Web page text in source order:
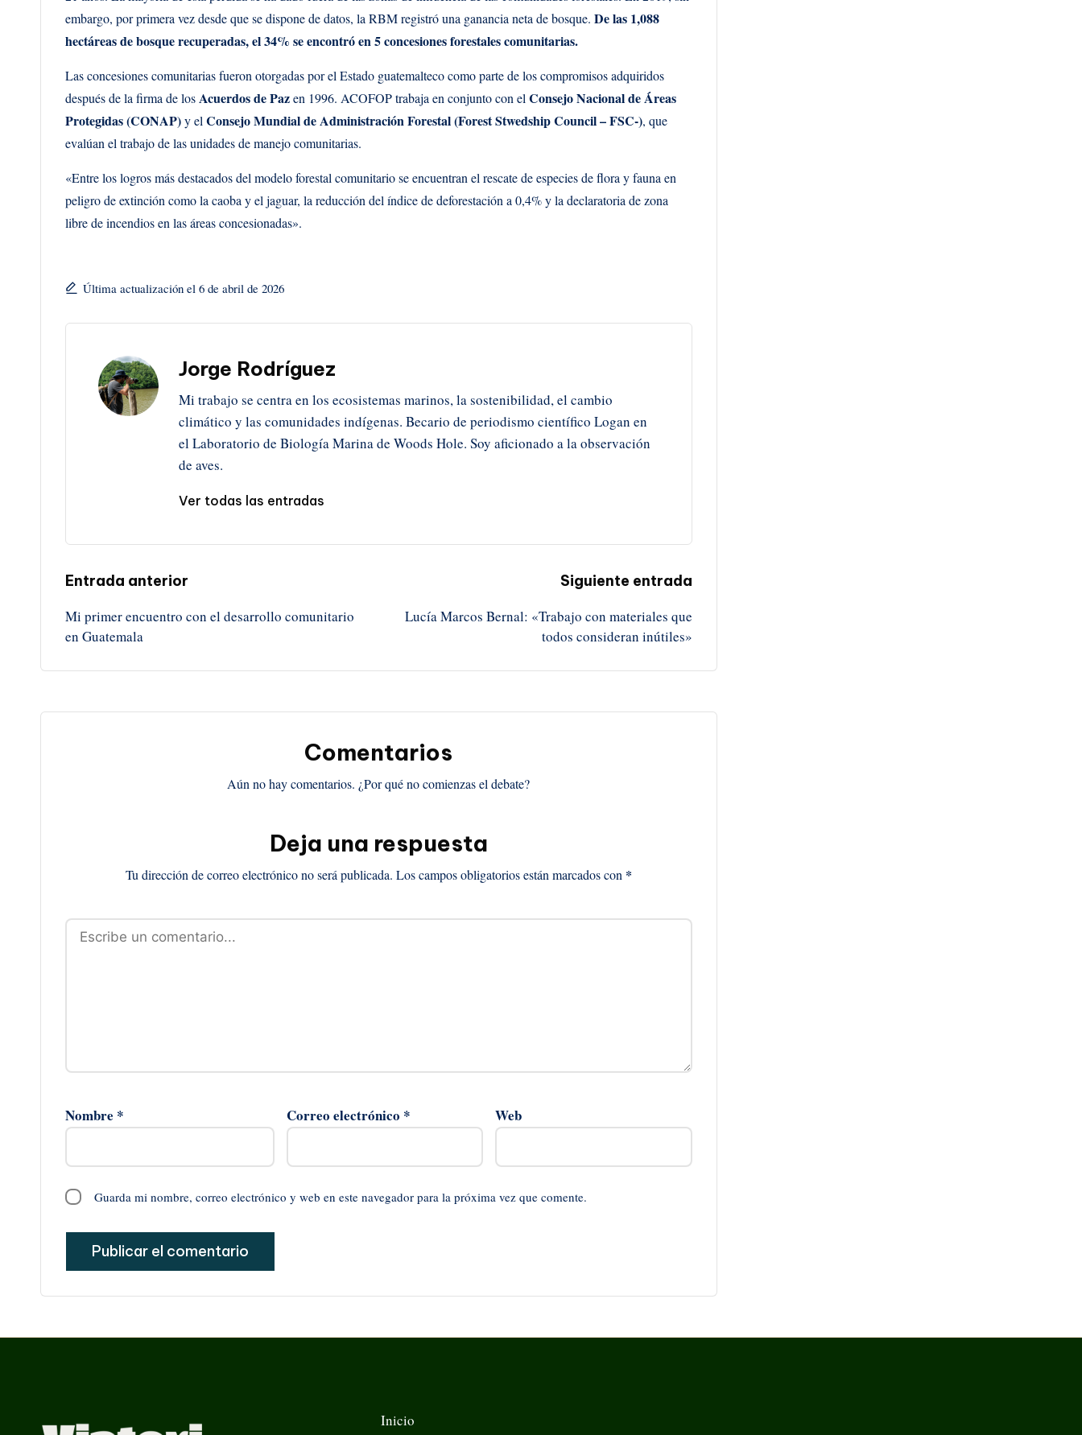
embargo, por primera vez desde que se dispone de datos, la RBM registró una ganancia neta de bosque. De las 1,088
hectáreas de bosque recuperadas, el 34% se encontró en 5 concesiones forestales comunitarias.
Las concesiones comunitarias fueron otorgadas por el Estado guatemalteco como parte de los compromisos adquiridos
después de la firma de losAcuerdos de Pazen 1996. ACOFOP trabaja en conjunto con el Consejo Nacional de Áreas
Protegidas (CONAP)y el Consejo Mundial de Administración Forestal (Forest Stwedship Council – FSC-), que
evalúan el trabajo de las unidades de manejo comunitarias.
«Entre los logros más destacados del modelo forestal comunitario se encuentran el rescate de especies de flora y fauna en
peligro de extinción como la caoba y el jaguar, la reducción del índice de deforestación a 0,4% y la declaratoria de zona
libre de incendios en las áreas concesionadas».
Última actualización el 6 de abril de 2026
Jorge Rodríguez
Mi trabajo se centra en los ecosistemas marinos, la sostenibilidad, el cambio
climático y las comunidades indígenas. Becario de periodismo científico Logan en
el Laboratorio de Biología Marina de Woods Hole. Soy aficionado a la observación
de aves.
Ver todas las entradas
Navegación
de
entradas
Entrada anterior
Mi primer encuentro con el desarrollo comunitario
en Guatemala
Siguiente entrada
Lucía Marcos Bernal: «Trabajo con materiales que
todos consideran inútiles»
Comentarios
Aún no hay comentarios. ¿Por qué no comienzas el debate?
Deja una respuesta
Tu dirección de correo electrónico no será publicada. Los campos obligatorios están marcados con *
Nombre * Correo electrónico * Web
Guarda mi nombre, correo electrónico y web en este navegador para la próxima vez que comente.
Inicio